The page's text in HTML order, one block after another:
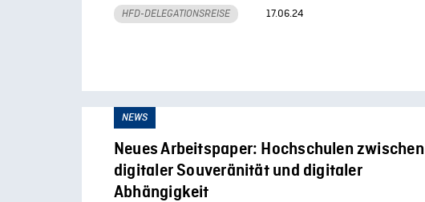
HFD-DELEGATIONSREISE 17.06.24
NEWS
Neues Arbeitspaper: Hochschulen zwischen
digitaler Souveränität und digitaler
Abhängigkeit